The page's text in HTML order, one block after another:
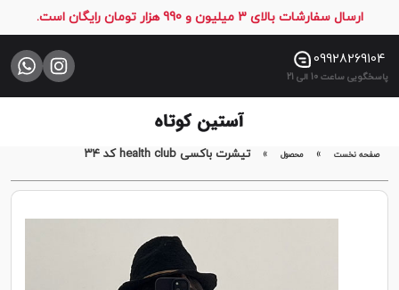
ارسال سفارشات بالای 3 میلیون و 990 هزار تومان رایگان است.
09928269104
پاسخگویی ساعت 10 الی 21
صفحه
نخست
فروشگاه
صفحه نخست » محصول » تیشرت باکسی health club کد ۳۴